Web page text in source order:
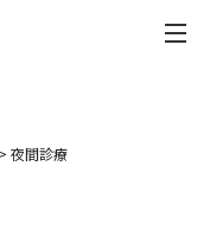
> 夜間診療